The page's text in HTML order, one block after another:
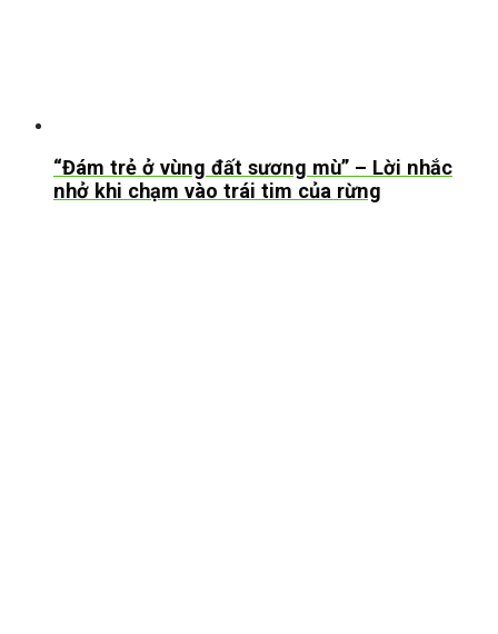
“Đám trẻ ở vùng đất sương mù” – Lời nhắc
nhở khi chạm vào trái tim của rừng